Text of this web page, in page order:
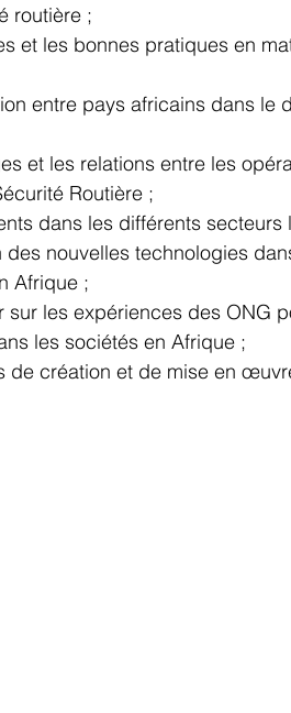
routière ;
Routière ;
dans les différents secteurs
Afrique ;
les sociétés en Afrique ;